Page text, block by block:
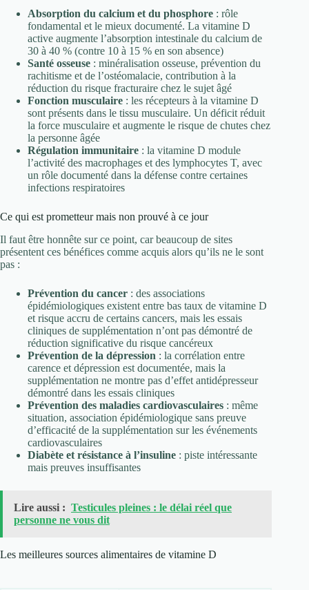
Absorption du calcium et du phosphore : rôle
fondamental et le mieux documenté. La vitamine D
active augmente l’absorption intestinale du calcium de
30 à 40 % (contre 10 à 15 % en son absence)
Santé osseuse : minéralisation osseuse, prévention du
rachitisme et de l’ostéomalacie, contribution à la
réduction du risque fracturaire chez le sujet âgé
Fonction musculaire : les récepteurs à la vitamine D
sont présents dans le tissu musculaire. Un déficit réduit
la force musculaire et augmente le risque de chutes chez
la personne âgée
Régulation immunitaire : la vitamine D module
l’activité des macrophages et des lymphocytes T, avec
un rôle documenté dans la défense contre certaines
infections respiratoires
Ce qui est prometteur mais non prouvé à ce jour
Il faut être honnête sur ce point, car beaucoup de sites
présentent ces bénéfices comme acquis alors qu’ils ne le sont
pas :
Prévention du cancer : des associations
épidémiologiques existent entre bas taux de vitamine D
et risque accru de certains cancers, mais les essais
cliniques de supplémentation n’ont pas démontré de
réduction significative du risque cancéreux
Prévention de la dépression : la corrélation entre
carence et dépression est documentée, mais la
supplémentation ne montre pas d’effet antidépresseur
démontré dans les essais cliniques
Prévention des maladies cardiovasculaires : même
situation, association épidémiologique sans preuve
d’efficacité de la supplémentation sur les événements
cardiovasculaires
Diabète et résistance à l’insuline : piste intéressante
mais preuves insuffisantes
Lire aussi : Testicules pleines : le délai réel que
personne ne vous dit
Les meilleures sources alimentaires de vitamine D